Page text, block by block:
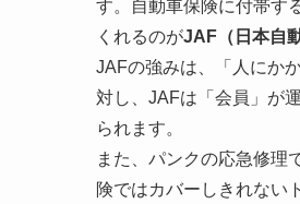
す。自動車保険に付帯す
くれるのがJAF（日本自
JAFの強みは、「人にか
対し、JAFは「会員」が
られます。
また、パンクの応急修理
険ではカバーしきれない